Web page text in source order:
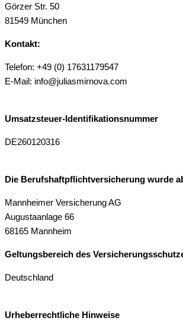
Görzer Str. 50
81549 München
Kontakt:
Telefon: +49 (0) 17631179547
E-Mail: info@juliasmirnova.com
Umsatzsteuer-Identifikationsnummer
DE260120316
Die Berufshaftpflichtversicherung wurde
Mannheimer Versicherung AG
Augustaanlage 66
68165 Mannheim
Geltungsbereich des
Deutschland
Urheberrechtliche Hinweise